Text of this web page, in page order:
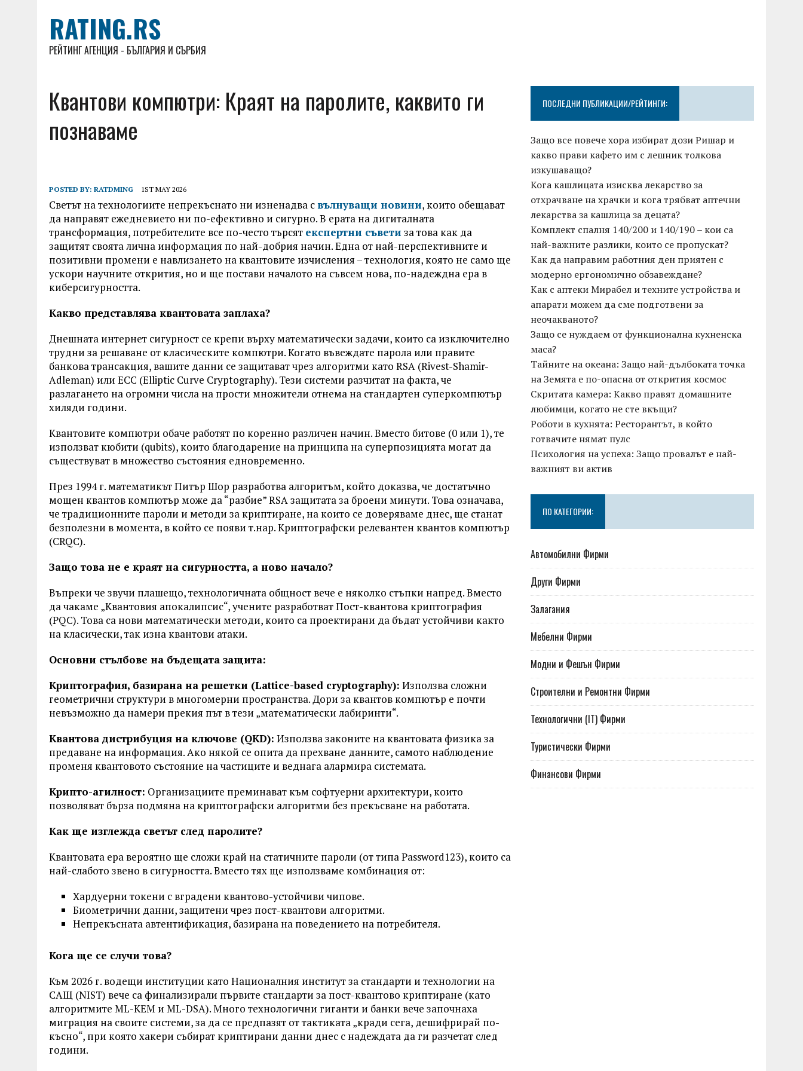
RATING.RS
РЕЙТИНГ АГЕНЦИЯ - БЪЛГАРИЯ И СЪРБИЯ
Квантови компютри: Краят на паролите, каквито ги
познаваме
POSTED BY: RATDMING 1ST MAY 2026
Светът на технологиите непрекъснато ни изненадва с вълнуващи новини, които обещават
да направят ежедневието ни по-ефективно и сигурно. В ерата на дигиталната
трансформация, потребителите все по-често търсят експертни съвети за това как да
защитят своята лична информация по най-добрия начин. Една от най-перспективните и
позитивни промени е навлизането на квантовите изчисления – технология, която не само ще
ускори научните открития, но и ще постави началото на съвсем нова, по-надеждна ера в
киберсигурността.
Какво представлява квантовата заплаха?
Днешната интернет сигурност се крепи върху математически задачи, които са изключително
трудни за решаване от класическите компютри. Когато въвеждате парола или правите
банкова трансакция, вашите данни се защитават чрез алгоритми като RSA (Rivest-Shamir-
Adleman) или ECC (Elliptic Curve Cryptography). Тези системи разчитат на факта, че
разлагането на огромни числа на прости множители отнема на стандартен суперкомпютър
хиляди години.
Квантовите компютри обаче работят по коренно различен начин. Вместо битове (0 или 1), те
използват кюбити (qubits), които благодарение на принципа на суперпозицията могат да
съществуват в множество състояния едновременно.
През 1994 г. математикът Питър Шор разработва алгоритъм, който доказва, че достатъчно
мощен квантов компютър може да “разбие” RSA защитата за броени минути. Това означава,
че традиционните пароли и методи за криптиране, на които се доверяваме днес, ще станат
безполезни в момента, в който се появи т.нар. Криптографски релевантен квантов компютър
(CRQC).
Защо това не е краят на сигурността, а ново начало?
Въпреки че звучи плашещо, технологичната общност вече е няколко стъпки напред. Вместо
да чакаме „Квантовия апокалипсис“, учените разработват Пост-квантова криптография
(PQC). Това са нови математически методи, които са проектирани да бъдат устойчиви както
на класически, так изна квантови атаки.
Основни стълбове на бъдещата защита:
Криптография, базирана на решетки (Lattice-based cryptography): Използва сложни
геометрични структури в многомерни пространства. Дори за квантов компютър е почти
невъзможно да намери прекия път в тези „математически лабиринти“.
Квантова дистрибуция на ключове (QKD): Използва законите на квантовата физика за
предаване на информация. Ако някой се опита да прехване данните, самото наблюдение
променя квантовото състояние на частиците и веднага алармира системата.
Крипто-агилност: Организациите преминават към софтуерни архитектури, които
позволяват бърза подмяна на криптографски алгоритми без прекъсване на работата.
Как ще изглежда светът след паролите?
Квантовата ера вероятно ще сложи край на статичните пароли (от типа Password123), които са
най-слабото звено в сигурността. Вместо тях ще използваме комбинация от:
Хардуерни токени с вградени квантово-устойчиви чипове.
Биометрични данни, защитени чрез пост-квантови алгоритми.
Непрекъсната автентификация, базирана на поведението на потребителя.
Кога ще се случи това?
Към 2026 г. водещи институции като Националния институт за стандарти и технологии на
САЩ (NIST) вече са финализирали първите стандарти за пост-квантово криптиране (като
алгоритмите ML-KEM и ML-DSA). Много технологични гиганти и банки вече започнаха
миграция на своите системи, за да се предпазят от тактиката „кради сега, дешифрирай по-
късно“, при която хакери събират криптирани данни днес с надеждата да ги разчетат след
години.
ПОСЛЕДНИ ПУБЛИКАЦИИ/РЕЙТИНГИ:
Защо все повече хора избират дози Ришар и
какво прави кафето им с лешник толкова
изкушаващо?
Кога кашлицата изисква лекарство за
отхрачване на храчки и кога трябват аптечни
лекарства за кашлица за децата?
Комплект спалня 140/200 и 140/190 – кои са
най-важните разлики, които се пропускат?
Как да направим работния ден приятен с
модерно ергономично обзавеждане?
Как с аптеки Мирабел и техните устройства и
апарати можем да сме подготвени за
неочакваното?
Защо се нуждаем от функционална кухненска
маса?
Тайните на океана: Защо най-дълбоката точка
на Земята е по-опасна от открития космос
Скритата камера: Какво правят домашните
любимци, когато не сте вкъщи?
Роботи в кухнята: Ресторантът, в който
готвачите нямат пулс
Психология на успеха: Защо провалът е най-
важният ви актив
ПО КАТЕГОРИИ:
Автомобилни Фирми
Други Фирми
Залагания
Мебелни Фирми
Модни и Фешън Фирми
Строителни и Ремонтни Фирми
Технологични (IT) Фирми
Туристически Фирми
Финансови Фирми